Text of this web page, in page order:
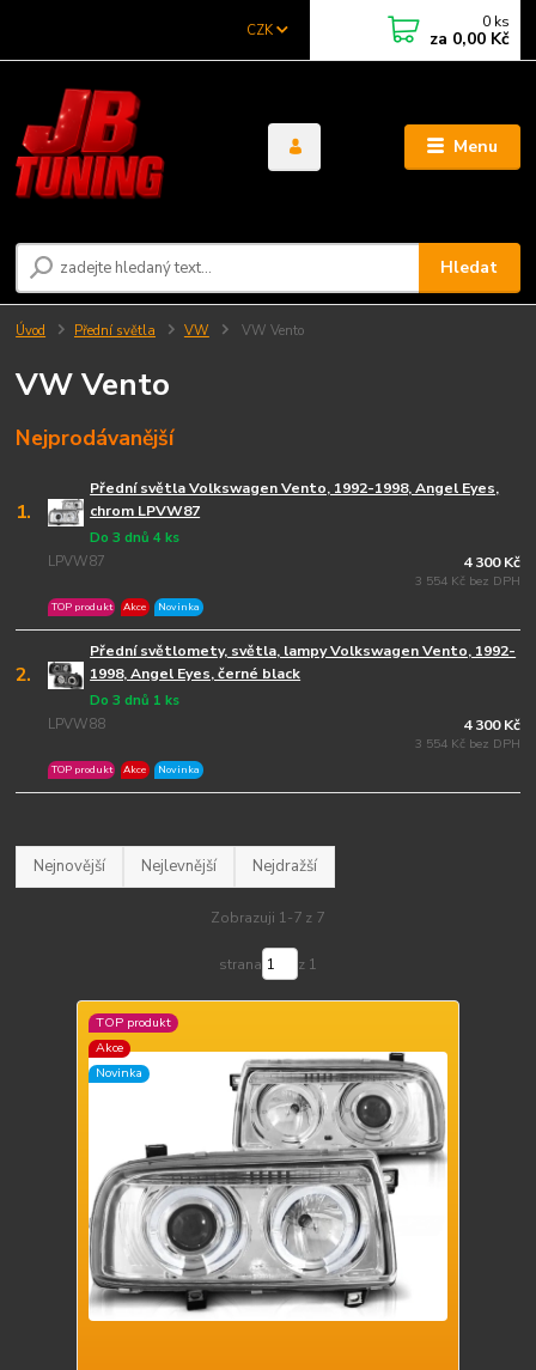
Menu
CZK
Hledat
0 ks
za 0,00 Kč
Úvod Přední světla VW VW Vento
VW Vento
Nejprodávanější
1.
Přední světla Volkswagen Vento, 1992-1998, Angel Eyes,
chrom LPVW87
LPVW87
Do 3 dnů 4 ks
TOP produkt Akce Novinka
4 300 Kč
3 554 Kč bez DPH
2.
Přední světlomety, světla, lampy Volkswagen Vento, 1992-
1998, Angel Eyes, černé black
LPVW88
Do 3 dnů 1 ks
TOP produkt Akce Novinka
4 300 Kč
3 554 Kč bez DPH
Nejnovější Nejlevnější Nejdražší
Zobrazuji 1-7 z 7
strana z 1
TOP produkt
Akce
Novinka